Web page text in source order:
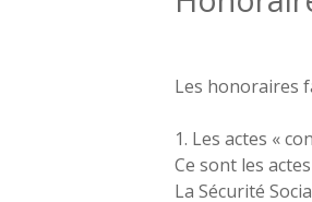
Les honoraires
1. Les actes «
Ce sont les
La Sécurité